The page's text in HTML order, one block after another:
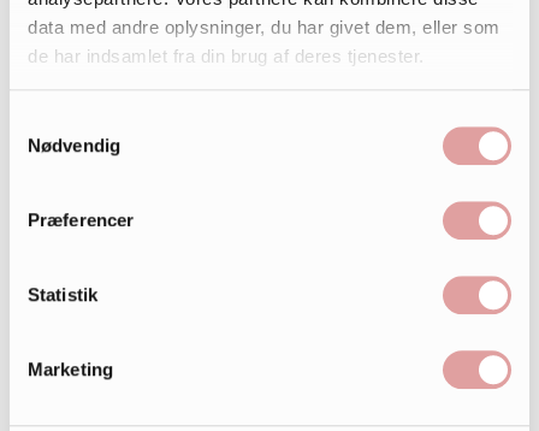
data med andre oplysninger, du har givet dem, eller som
de har indsamlet fra din brug af deres tjenester.
Nødvendig
Præferencer
Statistik
Marketing